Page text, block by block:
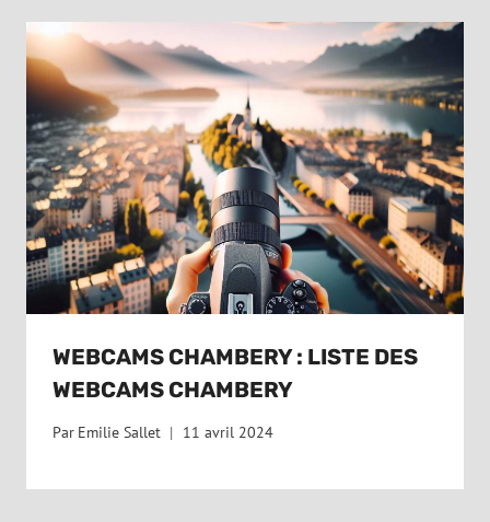
WEBCAMS CHAMBERY : LISTE DES
WEBCAMS CHAMBERY
Par Emilie Sallet 11 avril 2024